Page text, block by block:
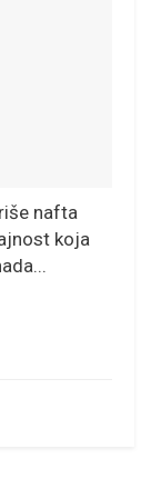
nafta
koja